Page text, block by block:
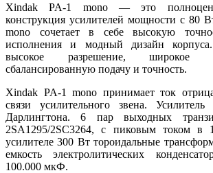
Xindak PA-1 mono — это
конструкция усилителей мощности с 80
mono сочетает в себе высокую
исполнения и модный дизайн
высокое разрешение, широкое
сбалансированную подачу и точность.
Xindak PA-1 mono принимает ток
связи усилительного звена.
Дарлингтона. 6 пар выходных
2SA1295/2SC3264, с пиковым током
усилителе 300 Вт тороидальные
емкость электролитических
100.000 мкФ.